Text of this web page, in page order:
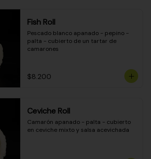
Fish Roll
Pescado blanco apanado - pepino -
palta - cubierto de un tartar de
camarones
$8.200
Ceviche Roll
Camarón apanado - palta - cubierto
en ceviche mixto y salsa acevichada